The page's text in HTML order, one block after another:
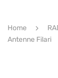
ULTIMI
Home
Antenne Filari